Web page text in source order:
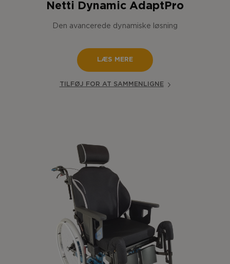
Netti Dynamic AdaptPro
Den avancerede dynamiske løsning
LÆS MERE
TILFØJ FOR AT SAMMENLIGNE